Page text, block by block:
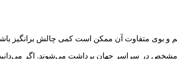
بوی متفاوت آن ممکن است کمی چالش برانگیز باشد.
در سراسر جهان برداشت می‌شوند. اگر می‌دانید